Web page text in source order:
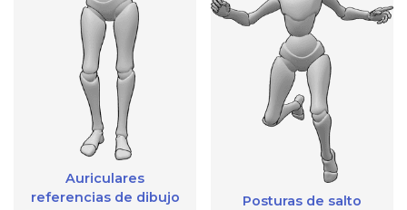
Auriculares
referencias de dibujo
Posturas de salto